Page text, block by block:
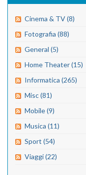
Cinema & TV (8)
Fotografia (88)
General (5)
Home Theater (15)
Informatica (265)
Misc (81)
Mobile (9)
Musica (11)
Sport (54)
Viaggi (22)